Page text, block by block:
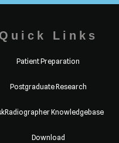
Quick Links
Patient Preparation
Postgraduate Research
Knowledgebase
Download